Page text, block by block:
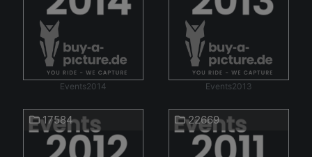
Events2014 Events2013
17584 22669